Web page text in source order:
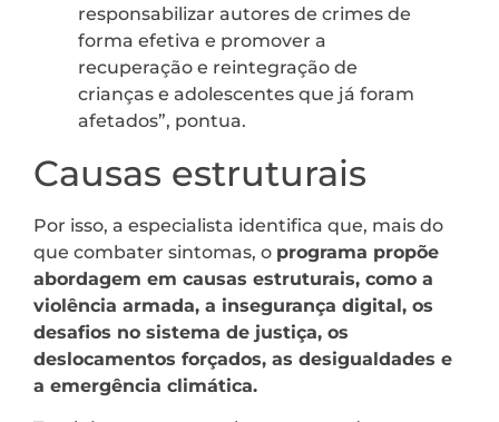
responsabilizar autores de crimes de
forma efetiva e promover a
recuperação e reintegração de
crianças e adolescentes que já foram
afetados”, pontua.
Causas estruturais
Por isso, a especialista identifica que, mais do
que combater sintomas, o programa propõe
abordagem em causas estruturais, como a
violência armada, a insegurança digital, os
desafios no sistema de justiça, os
deslocamentos forçados, as desigualdades e
a emergência climática.